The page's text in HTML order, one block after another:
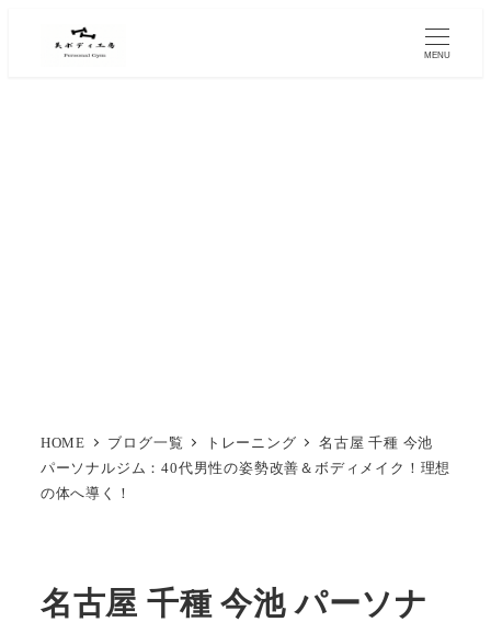
MENU
HOME ブログ一覧 トレーニング
名古屋 千種 今池
パーソナルジム：40代男性の姿勢改善＆ボディメイク！理想
の体へ導く！
名古屋 千種 今池 パーソナ